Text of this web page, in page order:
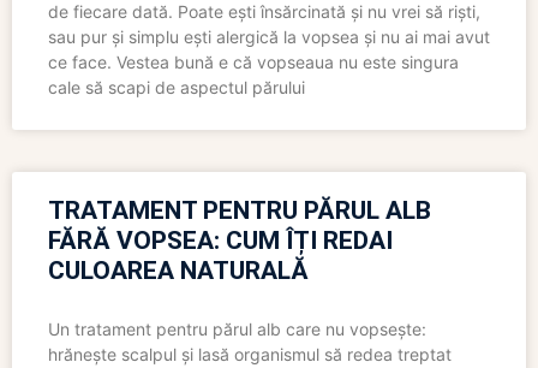
de fiecare dată. Poate ești însărcinată și nu vrei să riști,
sau pur și simplu ești alergică la vopsea și nu ai mai avut
ce face. Vestea bună e că vopseaua nu este singura
cale să scapi de aspectul părului
TRATAMENT PENTRU PĂRUL ALB
FĂRĂ VOPSEA: CUM ÎȚI REDAI
CULOAREA NATURALĂ
Un tratament pentru părul alb care nu vopsește:
hrănește scalpul și lasă organismul să redea treptat